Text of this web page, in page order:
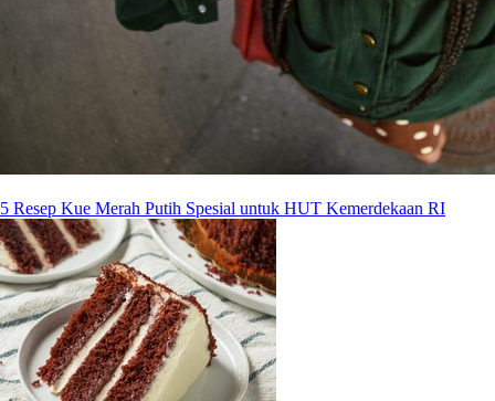
5 Resep Kue Merah Putih Spesial untuk HUT Kemerdekaan RI